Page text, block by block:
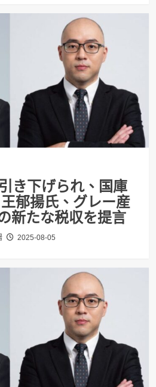
き下げられ、国庫
郁揚氏、グレー産
新たな税収を提言
2025-08-05